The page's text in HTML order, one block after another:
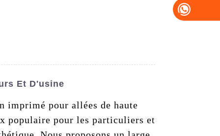
Et D'usine
imprimé pour allées de haute
populaire pour les particuliers et